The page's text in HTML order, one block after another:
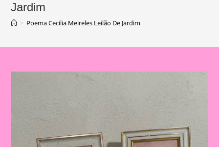
Jardim
> Poema Cecilia Meireles Leilão De Jardim